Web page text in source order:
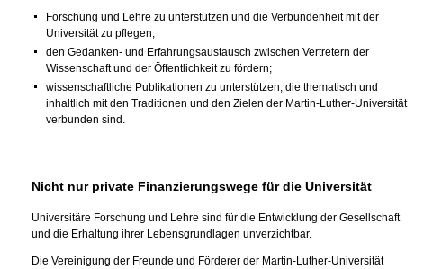
Forschung und Lehre zu unterstützen und die Verbundenheit mit der
Universität zu pflegen;
den Gedanken- und Erfahrungsaustausch zwischen Vertretern der
Wissenschaft und der Öffentlichkeit zu fördern;
wissenschaftliche Publikationen zu unterstützen, die thematisch und
inhaltlich mit den Traditionen und den Zielen der Martin-Luther-Universität
verbunden sind.
Nicht nur private Finanzierungswege für die Universität
Universitäre Forschung und Lehre sind für die Entwicklung der Gesellschaft
und die Erhaltung ihrer Lebensgrundlagen unverzichtbar.
Die Vereinigung der Freunde und Förderer der Martin-Luther-Universität